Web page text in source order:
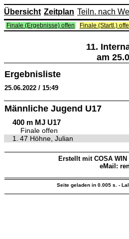
Übersicht Zeitplan Teiln. nach
Finale (Ergebnisse) offen Finale (Startl.)
11.
am
Ergebnisliste
25.06.2022 / 15:49
Männliche Jugend U17
400 m MJ U17
Finale offen
1.
47 Höhne, Julian
Erstellt mit COSA WIN
eMail:
Seite geladen in 0.005 s. -